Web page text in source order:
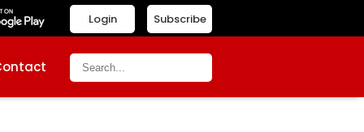
Subscribe
Login